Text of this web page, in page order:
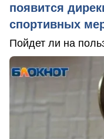
появится
спортивных
Пойдет ли на